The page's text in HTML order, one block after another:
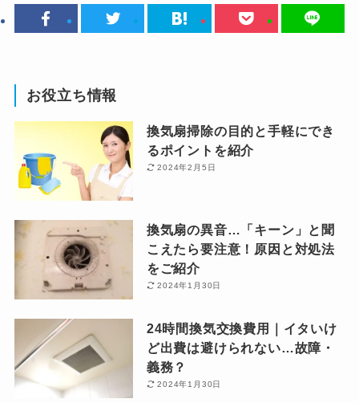
お役立ち情報
換気扇掃除の目的と手軽にでき
るポイントを紹介
2024年2月5日
換気扇の異音…「キーン」と聞
こえたら要注意！原因と対処法
をご紹介
2024年1月30日
24時間換気交換費用｜イタいけ
ど出費は避けられない…故障・
義務？
2024年1月30日